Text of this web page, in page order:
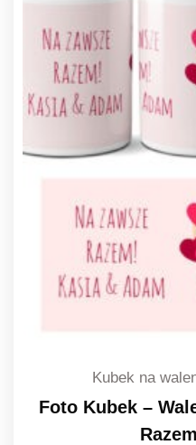
Kubek na
Foto Kubek –